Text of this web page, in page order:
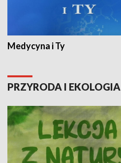
Medycyna i Ty
PRZYRODA I EKOLOGIA